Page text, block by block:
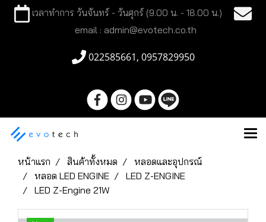
เวลาทำการ วันจันทร์ - วันศุกร์ (9.00 น. - 18.00 น.)
email : admin@evotech.co.th
022585661, 0957829950
หน้าแรก สินค้าทั้งหมด
หลอดและอุปกรณ์
หลอด LED ENGINE
LED Z-ENGINE
LED Z-Engine 21W